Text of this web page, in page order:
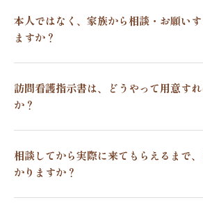
本人ではなく、家族から相談・お願い
ますか？
訪問看護指示書は、どうやって用意す
か？
相談してから実際に来てもらえるまで
かりますか？